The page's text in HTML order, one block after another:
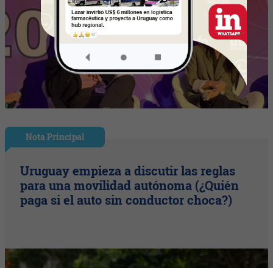
Nota Principal
Uruguay empieza a discutir las reglas
para una movilidad autónoma (¿Quién
paga si el auto sin conductor choca?)